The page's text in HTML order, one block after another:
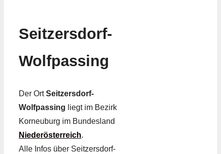
Seitzersdorf-
Wolfpassing
Der OrtSeitzersdorf-
Wolfpassing liegt im Bezirk
Korneuburg im Bundesland
Niederösterreich.
Alle Infos über Seitzersdorf-